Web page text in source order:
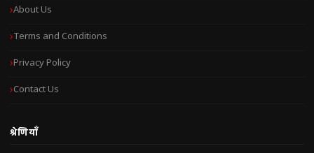
About Us
Terms and Conditions
Privacy Policy
Contact Us
श्रेणियाँ